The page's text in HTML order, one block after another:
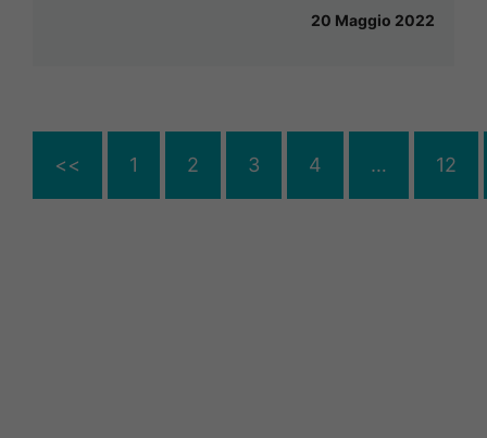
20 Maggio 2022
<< 1 2 3 4 … 12